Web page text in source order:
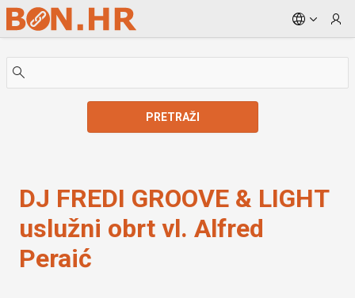
Skip to Main Content
PRETRAŽI
DJ FREDI GROOVE & LIGHT
uslužni obrt vl. Alfred
Peraić